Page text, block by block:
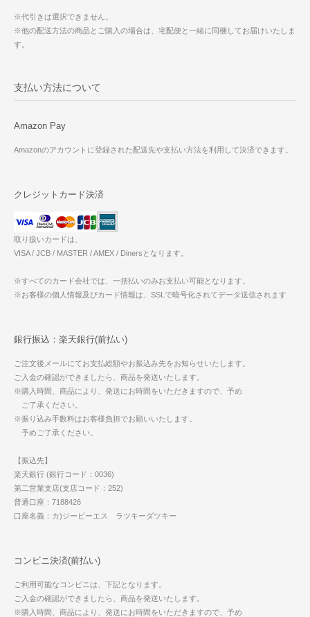
※代引きは選択できません。
※他の配送方法の商品とご購入の場合は、宅配便と一緒に同梱してお届けいたしま
す。
支払い方法について
Amazon Pay
Amazonのアカウントに登録された配送先や支払い方法を利用して決済できます。
クレジットカード決済
取り扱いカードは、
VISA / JCB / MASTER / AMEX / Dinersとなります。
※すべてのカード会社では、一括払いのみお支払い可能となります。
※お客様の個人情報及びカード情報は、SSLで暗号化されてデータ送信されます
銀行振込：楽天銀行(前払い)
ご注文後メールにてお支払総額やお振込み先をお知らせいたします。
ご入金の確認ができましたら、商品を発送いたします。
※購入時間、商品により、発送にお時間をいただきますので、予め
ご了承ください。
※振り込み手数料はお客様負担でお願いいたします。
予めご了承ください。
【振込先】
楽天銀行 (銀行コード：0036)
第二営業支店(支店コード：252)
普通口座：7188426
口座名義：カ)ジーピーエス ラツキーダツキー
コンビニ決済(前払い)
ご利用可能なコンビニは、下記となります。
ご入金の確認ができましたら、商品を発送いたします。
※購入時間、商品により、発送にお時間をいただきますので、予め